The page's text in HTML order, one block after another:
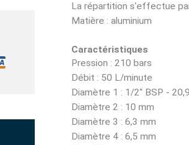
La répartition s'effectue
Matière : aluminium
Caractéristiques
Pression : 210 bars
Débit : 50 L/minute
Diamètre 1 : 1/2" BSP -
Diamètre 2 : 10 mm
Diamètre 3 : 6,3 mm
Diamètre 4 : 6,5 mm